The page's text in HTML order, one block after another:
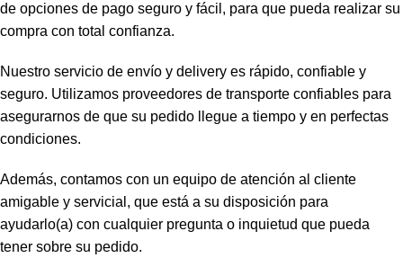
de opciones de pago seguro y fácil, para que pueda realizar su
compra con total confianza.
Nuestro servicio de envío y delivery es rápido, confiable y
seguro. Utilizamos proveedores de transporte confiables para
asegurarnos de que su pedido llegue a tiempo y en perfectas
condiciones.
Además, contamos con un equipo de atención al cliente
amigable y servicial, que está a su disposición para
ayudarlo(a) con cualquier pregunta o inquietud que pueda
tener sobre su pedido.